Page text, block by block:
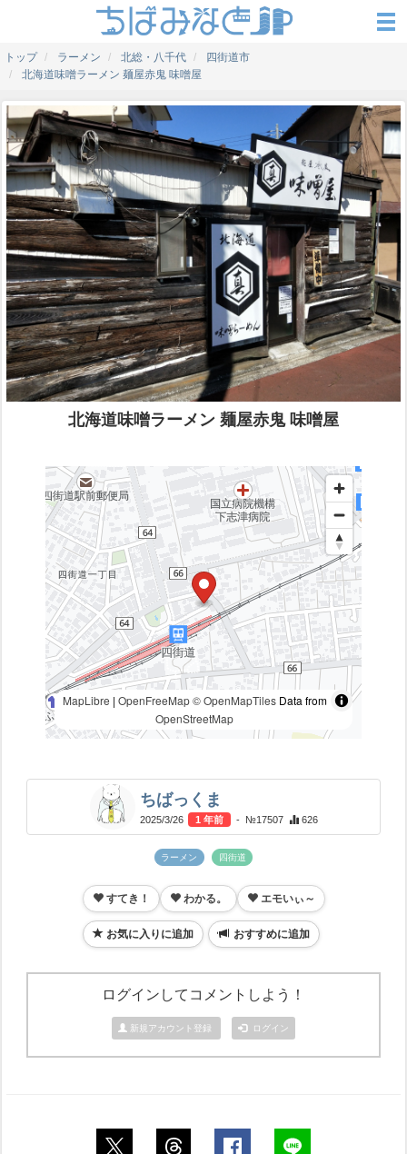
トップ ラーメン 北総・八千代
四街道市
北海道味噌ラーメン 麺屋赤鬼 味噌屋
北海道味噌ラーメン 麺屋赤鬼 味噌屋
MapLibre | OpenFreeMap © OpenMapTilesData from
OpenStreetMap
ちばっくま
2025/3/26 1 年前 - №17507 626
ラーメン 四街道
すてき！ わかる。 エモいぃ～
お気に入りに追加 おすすめに追加
ログインしてコメントしよう！
新規アカウント登録 ログイン